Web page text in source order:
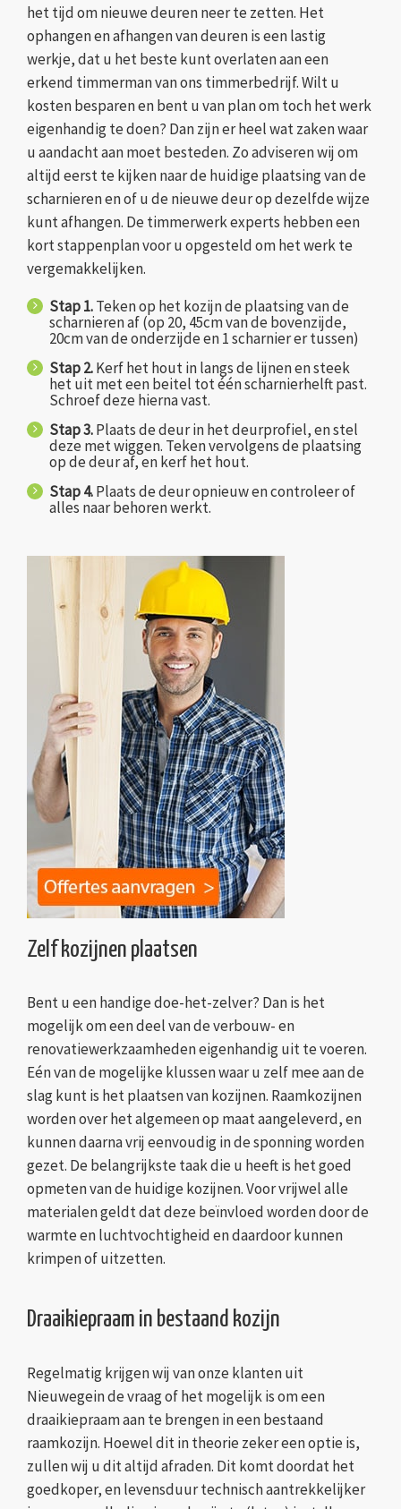
het tijd om nieuwe deuren neer te zetten. Het
ophangen en afhangen van deuren is een lastig
werkje, dat u het beste kunt overlaten aan een
erkend timmerman van ons timmerbedrijf. Wilt u
kosten besparen en bent u van plan om toch het werk
eigenhandig te doen? Dan zijn er heel wat zaken waar
u aandacht aan moet besteden. Zo adviseren wij om
altijd eerst te kijken naar de huidige plaatsing van de
scharnieren en of u de nieuwe deur op dezelfde wijze
kunt afhangen. De timmerwerk experts hebben een
kort stappenplan voor u opgesteld om het werk te
vergemakkelijken.
Stap 1.Teken op het kozijn de plaatsing van de
scharnieren af (op 20, 45cm van de bovenzijde,
20cm van de onderzijde en 1 scharnier er tussen)
Stap 2.Kerf het hout in langs de lijnen en steek
het uit met een beitel tot één scharnierhelft past.
Schroef deze hierna vast.
Stap 3.Plaats de deur in het deurprofiel, en stel
deze met wiggen. Teken vervolgens de plaatsing
op de deur af, en kerf het hout.
Stap 4.Plaats de deur opnieuw en controleer of
alles naar behoren werkt.
Zelf kozijnen plaatsen
Bent u een handige doe-het-zelver? Dan is het
mogelijk om een deel van de verbouw- en
renovatiewerkzaamheden eigenhandig uit te voeren.
Eén van de mogelijke klussen waar u zelf mee aan de
slag kunt is het plaatsen van kozijnen. Raamkozijnen
worden over het algemeen op maat aangeleverd, en
kunnen daarna vrij eenvoudig in de sponning worden
gezet. De belangrijkste taak die u heeft is het goed
opmeten van de huidige kozijnen. Voor vrijwel alle
materialen geldt dat deze beïnvloed worden door de
warmte en luchtvochtigheid en daardoor kunnen
krimpen of uitzetten.
Draaikiepraam in bestaand kozijn
Regelmatig krijgen wij van onze klanten uit
Nieuwegein de vraag of het mogelijk is om een
draaikiepraam aan te brengen in een bestaand
raamkozijn. Hoewel dit in theorie zeker een optie is,
zullen wij u dit altijd afraden. Dit komt doordat het
goedkoper, en levensduur technisch aantrekkelijker